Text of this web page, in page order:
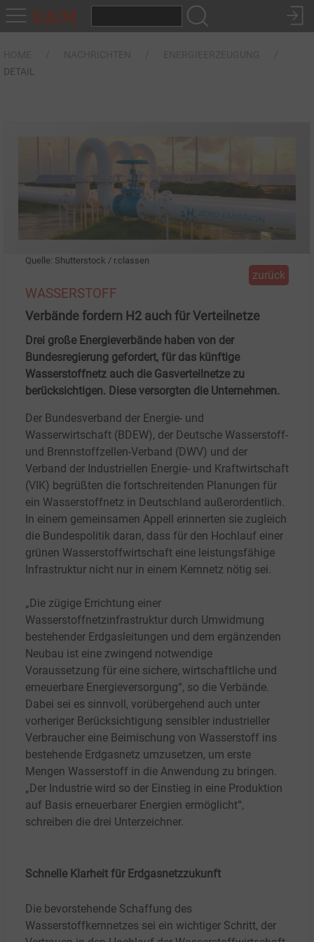
DETAIL
Quelle: Shutterstock / r.classen
zurück
WASSERSTOFF
Verbände fordern H2 auch für Verteilnetze
Drei große Energieverbände haben von der
Bundesregierung gefordert, für das künftige
Wasserstoffnetz auch die Gasverteilnetze zu
berücksichtigen. Diese versorgten die Unternehmen.
Der Bundesverband der Energie- und
Wasserwirtschaft (BDEW), der Deutsche Wasserstoff-
und Brennstoffzellen-Verband (DWV) und der
Verband der Industriellen Energie- und Kraftwirtschaft
(VIK) begrüßten die fortschreitenden Planungen für
ein Wasserstoffnetz in Deutschland außerordentlich.
In einem gemeinsamen Appell erinnerten sie zugleich
die Bundespolitik daran, dass für den Hochlauf einer
grünen Wasserstoffwirtschaft eine leistungsfähige
Infrastruktur nicht nur in einem Kernnetz nötig sei.
„Die zügige Errichtung einer
Wasserstoffnetzinfrastruktur durch Umwidmung
bestehender Erdgasleitungen und dem ergänzenden
Neubau ist eine zwingend notwendige
Voraussetzung für eine sichere, wirtschaftliche und
erneuerbare Energieversorgung“, so die Verbände.
Dabei sei es sinnvoll, vorübergehend auch unter
vorheriger Berücksichtigung sensibler industrieller
Verbraucher eine Beimischung von Wasserstoff ins
bestehende Erdgasnetz umzusetzen, um erste
Mengen Wasserstoff in die Anwendung zu bringen.
„Der Industrie wird so der Einstieg in eine Produktion
auf Basis erneuerbarer Energien ermöglicht“,
schreiben die drei Unterzeichner.
Schnelle Klarheit für Erdgasnetzzukunft
Die bevorstehende Schaffung des
Wasserstoffkernnetzes sei ein wichtiger Schritt, der